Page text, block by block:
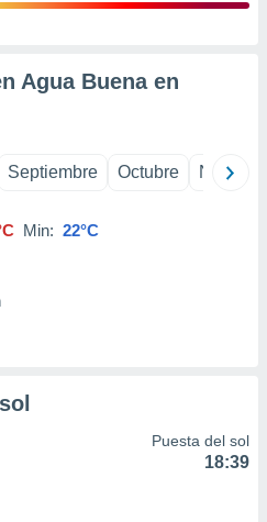
Agua Buena en
Septiembre Octubre
Min: 22°C
Puesta del sol
18:39